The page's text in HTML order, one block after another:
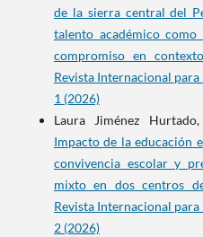
de la sierra central del
talento académico
compromiso en
Revista Internacional
1 (2026)
Laura Jiménez
Impacto de la educación
convivencia escolar y
mixto en dos centros
Revista Internacional
2 (2026)